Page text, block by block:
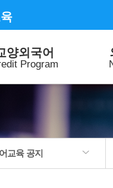
양외국어
Program
교육 공지
국어수업 공지
특별강좌 공지
능력평가 공지
교육 공지
답변
러리